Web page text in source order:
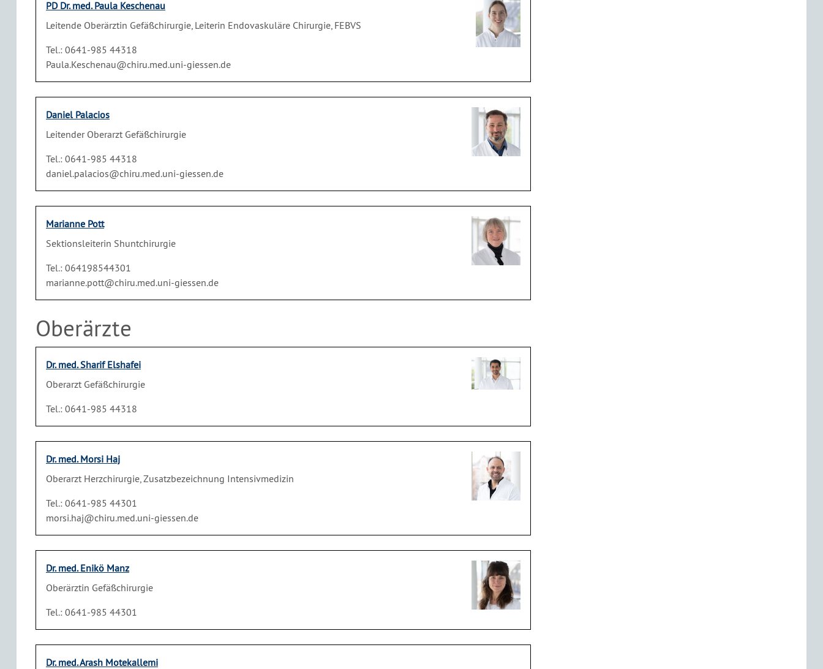
PD Dr. med. Paula Keschenau
Leitende Oberärztin Gefäßchirurgie, Leiterin Endovaskuläre Chirurgie, FEBVS
Tel.: 0641-985 44318
Paula.Keschenau@chiru.med.uni-giessen.de
Daniel Palacios
Leitender Oberarzt Gefäßchirurgie
Tel.: 0641-985 44318
daniel.palacios@chiru.med.uni-giessen.de
Marianne Pott
Sektionsleiterin Shuntchirurgie
Tel.: 064198544301
marianne.pott@chiru.med.uni-giessen.de
Oberärzte
Dr. med. Sharif Elshafei
Oberarzt Gefäßchirurgie
Tel.: 0641-985 44318
Dr. med. Morsi Haj
Oberarzt Herzchirurgie, Zusatzbezeichnung Intensivmedizin
Tel.: 0641-985 44301
morsi.haj@chiru.med.uni-giessen.de
Dr. med. Enikö Manz
Oberärztin Gefäßchirurgie
Tel.: 0641-985 44301
Dr. med. Arash Motekallemi